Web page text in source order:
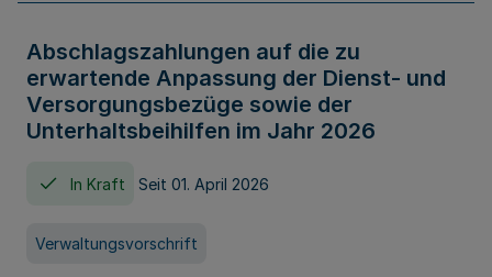
Abschlagszahlungen auf die zu
erwartende Anpassung der Dienst- und
Versorgungsbezüge sowie der
Unterhaltsbeihilfen im Jahr 2026
In Kraft Seit 01. April 2026
Verwaltungsvorschrift